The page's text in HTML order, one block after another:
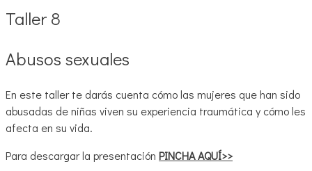
Taller 8
Abusos sexuales
En este taller te darás cuenta cómo las mujeres que han sido
abusadas de niñas viven su experiencia traumática y cómo les
afecta en su vida.
Para descargar la presentación PINCHA AQUÍ>>